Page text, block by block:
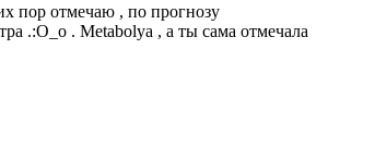
пор отмечаю , по прогнозу
.:O_o . Metabolya , а ты сама отмечала